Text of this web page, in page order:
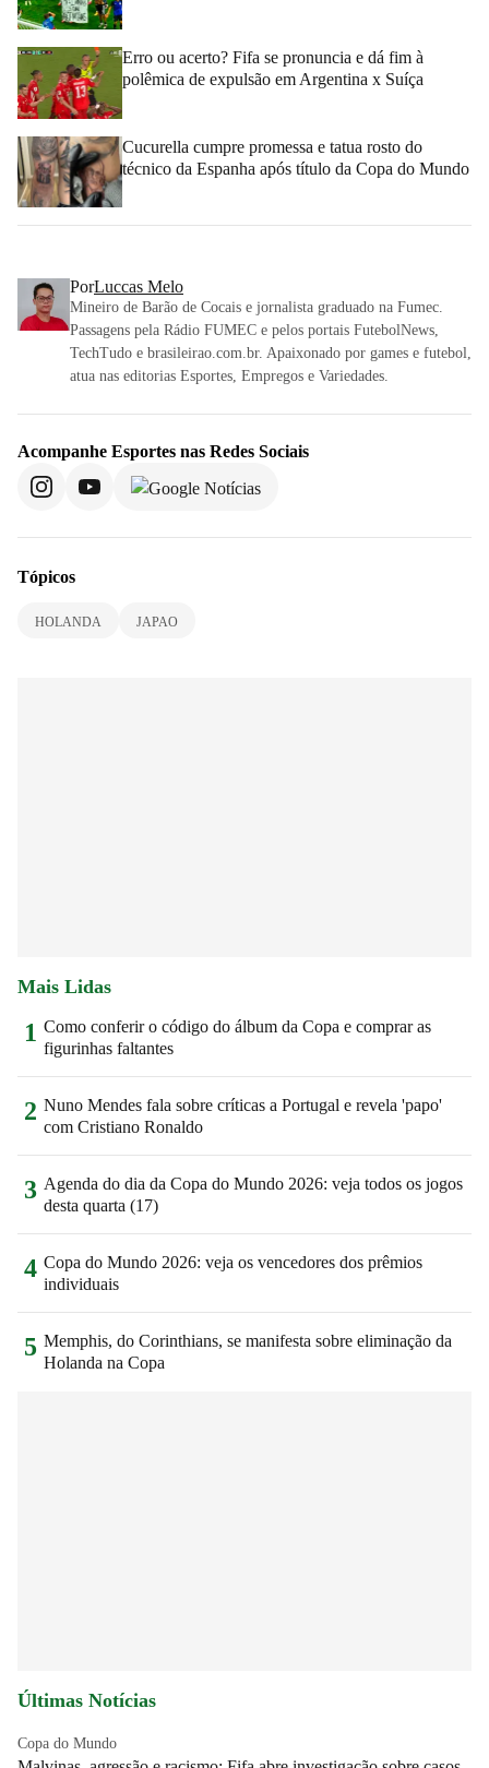
Erro ou acerto? Fifa se pronuncia e dá fim à
polêmica de expulsão em Argentina x Suíça
Cucurella cumpre promessa e tatua rosto do
técnico da Espanha após título da Copa do Mundo
PorLuccas Melo
Mineiro de Barão de Cocais e jornalista graduado na Fumec.
Passagens pela Rádio FUMEC e pelos portais FutebolNews,
TechTudo e brasileirao.com.br. Apaixonado por games e futebol,
atua nas editorias Esportes, Empregos e Variedades.
Acompanhe Esportes nas Redes Sociais
Tópicos
HOLANDA JAPAO
Mais Lidas
1 Como conferir o código do álbum da Copa e comprar as
figurinhas faltantes
2 Nuno Mendes fala sobre críticas a Portugal e revela 'papo'
com Cristiano Ronaldo
3 Agenda do dia da Copa do Mundo 2026: veja todos os jogos
desta quarta (17)
4 Copa do Mundo 2026: veja os vencedores dos prêmios
individuais
5 Memphis, do Corinthians, se manifesta sobre eliminação da
Holanda na Copa
Últimas Notícias
Copa do Mundo